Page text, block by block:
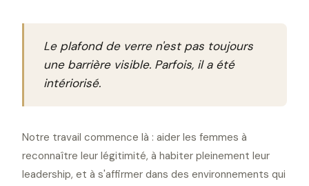
Le plafond de verre n'est pas toujours
une barrière visible. Parfois, il a été
intériorisé.
Notre travail commence là : aider les femmes à
reconnaître leur légitimité, à habiter pleinement leur
leadership, et à s'affirmer dans des environnements qui